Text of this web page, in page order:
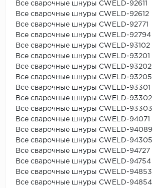
Все сварочные шнуры CWELD-92611
Все сварочные шнуры CWELD-92612
Все сварочные шнуры CWELD-92771
Все сварочные шнуры CWELD-92794
Все сварочные шнуры CWELD-93102
Все сварочные шнуры CWELD-93201
Все сварочные шнуры CWELD-93202
Все сварочные шнуры CWELD-93205
Все сварочные шнуры CWELD-93301
Все сварочные шнуры CWELD-93302
Все сварочные шнуры CWELD-93303
Все сварочные шнуры CWELD-94071
Все сварочные шнуры CWELD-94089
Все сварочные шнуры CWELD-94305
Все сварочные шнуры CWELD-94727
Все сварочные шнуры CWELD-94754
Все сварочные шнуры CWELD-94853
Все сварочные шнуры CWELD-94854